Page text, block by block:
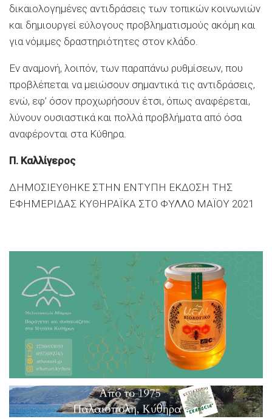
δικαιολογημένες αντιδράσεις των τοπικών κοινωνιών
και δημιουργεί εύλογους προβληματισμούς ακόμη και
για νόμιμες δραστηριότητες στον κλάδο.
Εν αναμονή, λοιπόν, των παραπάνω ρυθμίσεων, που
προβλέπεται να μειώσουν σημαντικά τις αντιδράσεις,
ενώ, εφ’ όσον προχωρήσουν έτσι, όπως αναφέρεται,
λύνουν ουσιαστικά και πολλά προβλήματα από όσα
αναφέρονται στα Κύθηρα.
Π. Καλλίγερος
ΔΗΜΟΣΙΕΥΘΗΚΕ ΣΤΗΝ ΕΝΤΥΠΗ ΕΚΔΟΣΗ ΤΗΣ
ΕΦΗΜΕΡΙΔΑΣ ΚΥΘΗΡΑΪΚΑ ΣΤΟ ΦΥΛΛΟ ΜΑΪΟΥ 2021